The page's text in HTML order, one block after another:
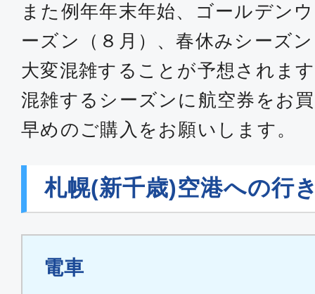
ANA2155
エコノミー
東京(成田)
17:50
札幌(
MM575
普通席
16:30
また例年年末年始、ゴールデン
ーズン（８月）、春休みシーズ
大変混雑することが予想されま
混雑するシーズンに航空券をお
早めのご購入をお願いします。
札幌(新千歳)空港への行
電車